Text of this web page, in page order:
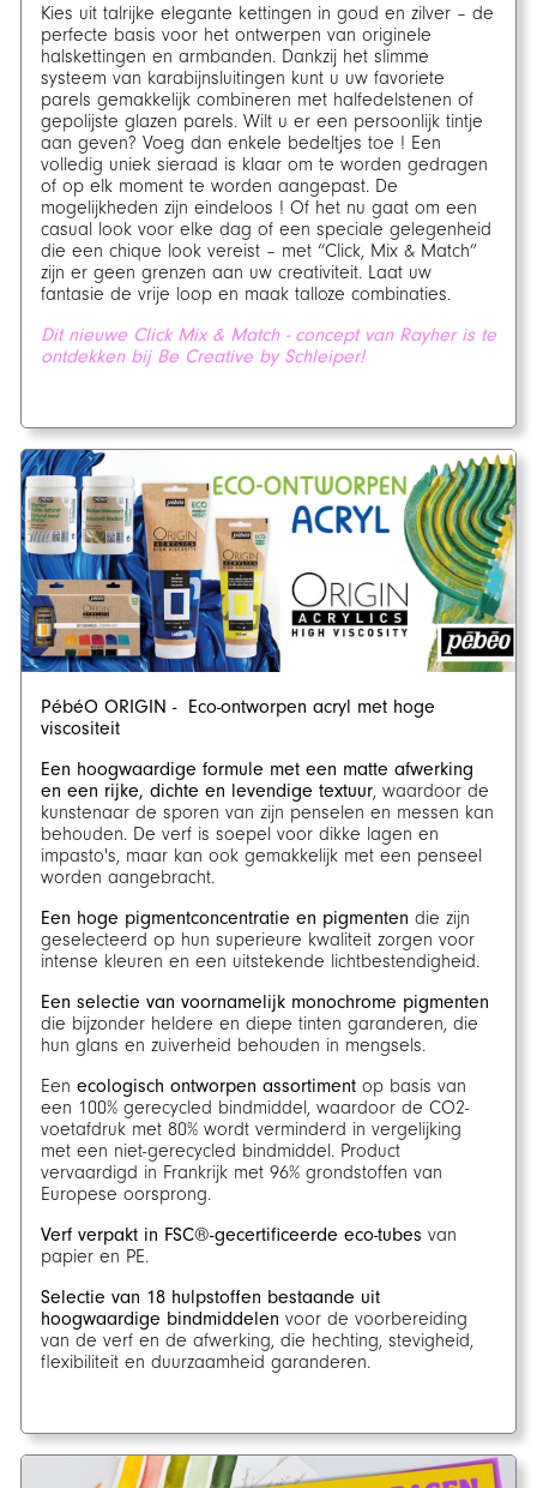
Kies uit talrijke elegante kettingen in goud en zilver – de
perfecte basis voor het ontwerpen van originele
halskettingen en armbanden. Dankzij het slimme
systeem van karabijnsluitingen kunt u uw favoriete
parels gemakkelijk combineren met halfedelstenen of
gepolijste glazen parels. Wilt u er een persoonlijk tintje
aan geven? Voeg dan enkele bedeltjes toe ! Een
volledig uniek sieraad is klaar om te worden gedragen
of op elk moment te worden aangepast. De
mogelijkheden zijn eindeloos ! Of het nu gaat om een
casual look voor elke dag of een speciale gelegenheid
die een chique look vereist – met “Click, Mix & Match”
zijn er geen grenzen aan uw creativiteit. Laat uw
fantasie de vrije loop en maak talloze combinaties.
Dit nieuwe Click Mix & Match - concept van Rayher is te
ontdekken bij Be Creative by Schleiper!
PébéO ORIGIN - Eco-ontworpen acryl met hoge
viscositeit
Een hoogwaardige formule met een matte afwerking
en een rijke, dichte en levendige textuur, waardoor de
kunstenaar de sporen van zijn penselen en messen kan
behouden. De verf is soepel voor dikke lagen en
impasto's, maar kan ook gemakkelijk met een penseel
worden aangebracht.
Een hoge pigmentconcentratie en pigmenten die zijn
geselecteerd op hun superieure kwaliteit zorgen voor
intense kleuren en een uitstekende lichtbestendigheid.
Een selectie van voornamelijk monochrome pigmenten
die bijzonder heldere en diepe tinten garanderen, die
hun glans en zuiverheid behouden in mengsels.
Een ecologisch ontworpen assortiment op basis van
een 100% gerecycled bindmiddel, waardoor de CO2-
voetafdruk met 80% wordt verminderd in vergelijking
met een niet-gerecycled bindmiddel. Product
vervaardigd in Frankrijk met 96% grondstoffen van
Europese oorsprong.
Verf verpakt in FSC®-gecertificeerde eco-tubes van
papier en PE.
Selectie van 18 hulpstoffen bestaande uit
hoogwaardige bindmiddelen voor de voorbereiding
van de verf en de afwerking, die hechting, stevigheid,
flexibiliteit en duurzaamheid garanderen.